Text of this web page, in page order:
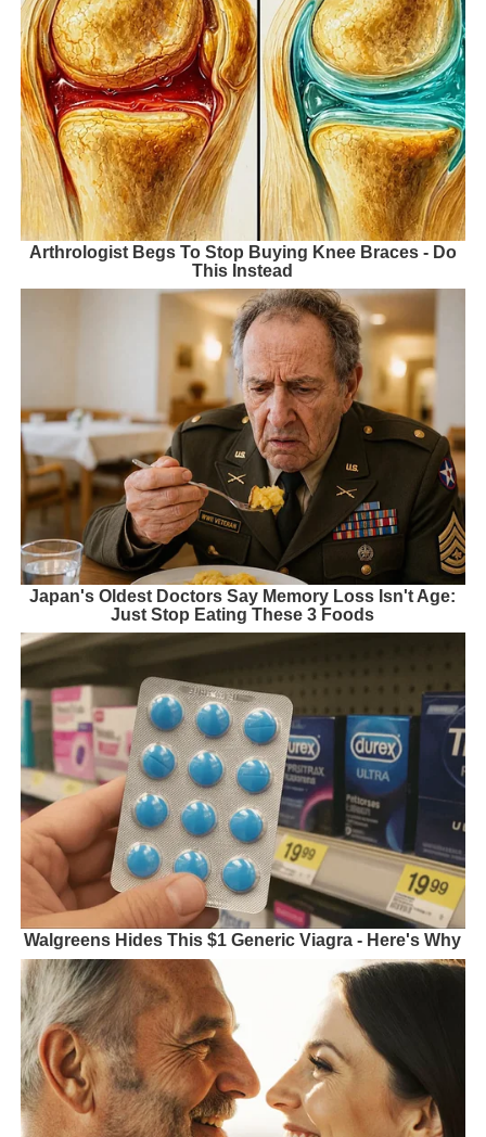
Arthrologist Begs To Stop Buying Knee Braces - Do
This Instead
Japan's Oldest Doctors Say Memory Loss Isn't Age:
Just Stop Eating These 3 Foods
Walgreens Hides This $1 Generic Viagra - Here's Why